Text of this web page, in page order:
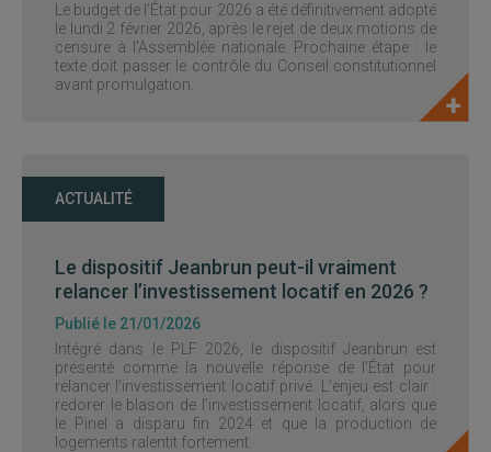
Le budget de l’État pour 2026 a été définitivement adopté
le lundi 2 février 2026, après le rejet de deux motions de
censure à l’Assemblée nationale. Prochaine étape : le
texte doit passer le contrôle du Conseil constitutionnel
avant promulgation.
ACTUALITÉ
Le dispositif Jeanbrun peut-il vraiment
relancer l’investissement locatif en 2026 ?
Publié le 21/01/2026
Intégré dans le PLF 2026, le dispositif Jeanbrun est
présenté comme la nouvelle réponse de l’État pour
relancer l’investissement locatif privé. L’enjeu est clair :
redorer le blason de l’investissement locatif, alors que
le Pinel a disparu fin 2024 et que la production de
logements ralentit fortement.